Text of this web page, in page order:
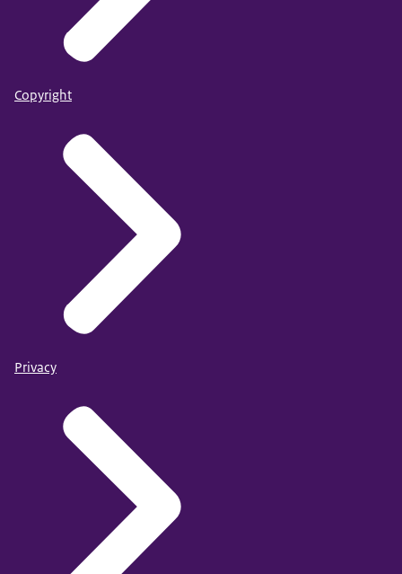
Copyright
Privacy